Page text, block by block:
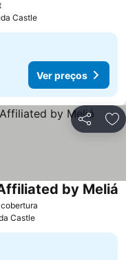
Castle
Ver preços
Partilhar
by Meliá
Castle